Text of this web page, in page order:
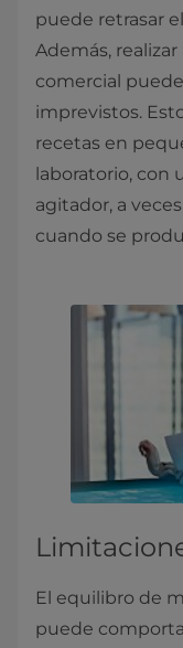
puede retrasar
Además,
comercial
imprevistos.
recetas en
laboratorio, con
agitador, a
cuando se
El equilibro de
puede